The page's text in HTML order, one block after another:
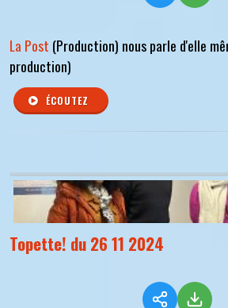
La Post (Production) nous parle d'elle
production)
ÉCOUTEZ
Topette! du 26 11 2024